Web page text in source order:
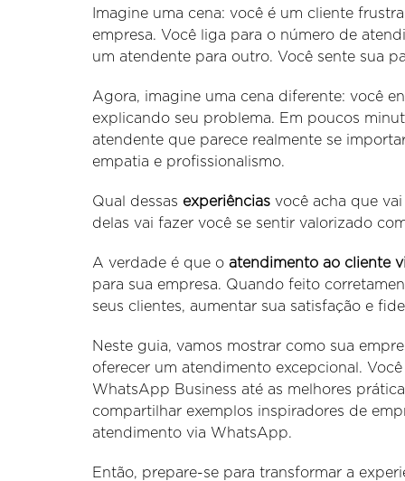
Imagine uma cena: você é um cliente
empresa. Você liga para o número de
um atendente para outro. Você sente sua
Agora, imagine uma cena diferente: você
explicando seu problema. Em poucos
atendente que parece realmente se
empatia e profissionalismo.
Qual dessas experiências você acha que
delas vai fazer você se sentir valorizado
A verdade é que o atendimento ao cliente
para sua empresa. Quando feito
seus clientes, aumentar sua satisfação e
Neste guia, vamos mostrar como sua
oferecer um atendimento excepcional.
WhatsApp Business até as melhores
compartilhar exemplos inspiradores de
atendimento via WhatsApp.
Então, prepare-se para transformar a